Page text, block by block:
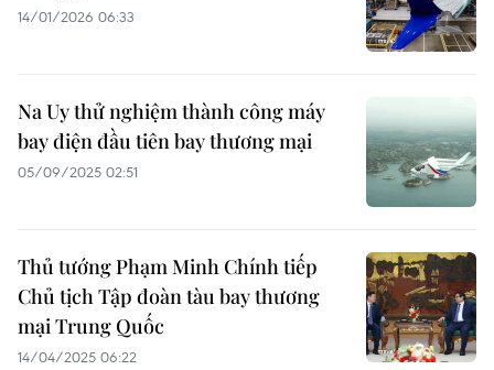
14/01/2026 06:33
Na Uy thử nghiệm thành công máy
bay điện đầu tiên bay thương mại
05/09/2025 02:51
Thủ tướng Phạm Minh Chính tiếp
Chủ tịch Tập đoàn tàu bay thương
mại Trung Quốc
14/04/2025 06:22